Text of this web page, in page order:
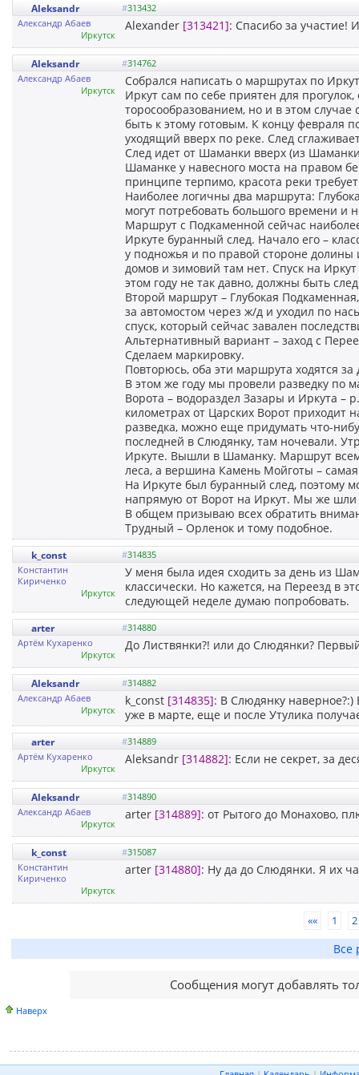
Aleksandr #313432
Александр Абаев
Иркутск
Alexander [313421]: Спасибо за участие!
Aleksandr #314762
Александр Абаев
Иркутск
Собрался написать о маршрутах по
Иркут сам по себе приятен для
торосообразованием, но и в этом
быть к этому готовым. К концу февраля
уходящий вверх по реке. След
След идет от Шаманки вверх (из
Шаманке у навесного моста на правом
принципе терпимо, красота реки
Наиболее логичны два маршрута:
могут потребовать большого времени и
Маршрут с Подкаменной сейчас
Иркуте буранный след. Начало его –
у подножья и по правой стороне долины
домов и зимовий там нет. Спуск на
этом году не так давно, должны быть
Второй маршрут – Глубокая
за автомостом через ж/д и уходил по
спуск, который сейчас завален
Альтернативный вариант – заход с
Сделаем маркировку.
Повторюсь, оба эти маршрута ходятся
В этом же году мы провели разведку по
Ворота – водораздел Зазары и Иркута
километрах от Царских Ворот приходит
разведка, можно еще придумать что-
последней в Слюдянку, там ночевали.
Иркуте. Вышли в Шаманку. Маршрут всем
леса, а вершина Камень Мойготы –
На Иркуте был буранный след, поэтому
напрямую от Ворот на Иркут. Мы же шли
В общем призываю всех обратить
Трудный – Орленок и тому подобное.
k_const #314835
Константин
Кириченко
Иркутск
У меня была идея сходить за день из
классически. Но кажется, на Переезд в
следующей неделе думаю попробовать.
arter #314880
Артём Кухаренко
Иркутск
До Листвянки?! или до Слюдянки?
Aleksandr #314882
Александр Абаев
Иркутск
k_const [314835]: В Слюдянку наверное?:)
уже в марте, еще и после Утулика
arter #314889
Артём Кухаренко
Иркутск
Aleksandr [314882]: Если не секрет, за
Aleksandr #314890
Александр Абаев
Иркутск
arter [314889]: от Рытого до Монахово,
k_const #315087
Константин
Кириченко
Иркутск
arter [314880]: Ну да до Слюдянки. Я их
«« 1 2
Все
Сообщения могут добавлять
Наверх